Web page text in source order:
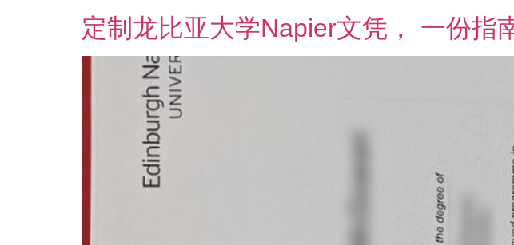
定制龙比亚大学Napier文凭， 一份指